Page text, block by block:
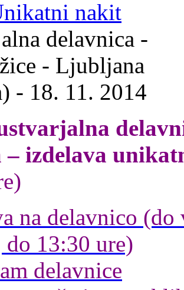
nakit
izdelava
na delavnico
do 13:30 ure)
delavnice